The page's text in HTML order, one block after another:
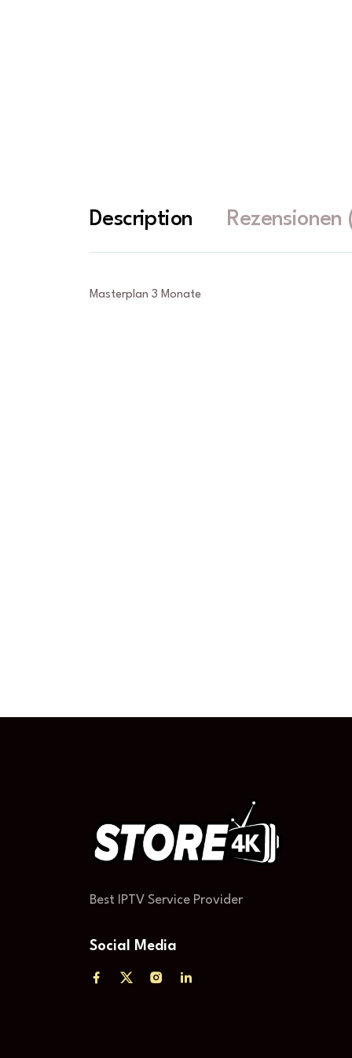
Description Rezensionen
Masterplan 3 Monate
Best IPTV Service Provider
Social Media